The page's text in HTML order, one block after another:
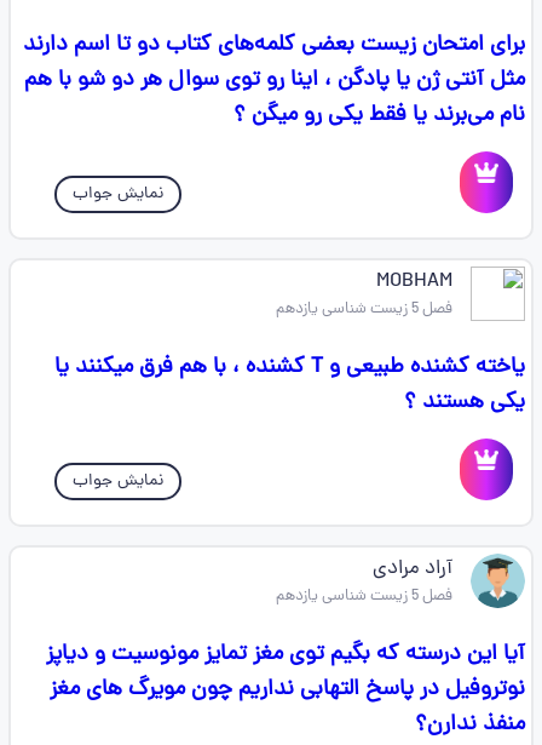
برای امتحان زیست بعضی کلمه‌های کتاب دو تا اسم دارند
مثل آنتی ژن یا پادگن ، اینا رو توی سوال هر دو شو با هم
نام می‌برند یا فقط یکی رو میگن ؟
نمایش جواب
MOBHAM
فصل 5 زیست شناسی یازدهم
یاخته کشنده طبیعی و T کشنده ، با هم فرق میکنند یا
یکی هستند ؟
نمایش جواب
آراد مرادی
فصل 5 زیست شناسی یازدهم
آیا این درسته که بگیم توی مغز تمایز مونوسیت و دیاپز
نوتروفیل در پاسخ التهابی نداریم چون مویرگ های مغز
منفذ ندارن؟